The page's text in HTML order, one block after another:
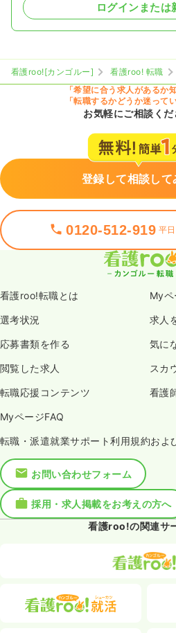
ログインまたは
看護roo![カンゴルー] 看護roo! 転職
「希望に合う求人があるか
「転職するかどうか迷って
お気軽にご相談くだ
登録して相談して
0120-512-919 平
看護roo!転職とは Myペ
選考状況 求人
応募書類を作る 気に
閲覧した求人 スカ
転職応援コンテンツ 看護
MyページFAQ
転職・派遣就業サポート利用規約およ
お問い合わせフォーム
採用・求人掲載をお考えの方へ
看護roo!の関連サ